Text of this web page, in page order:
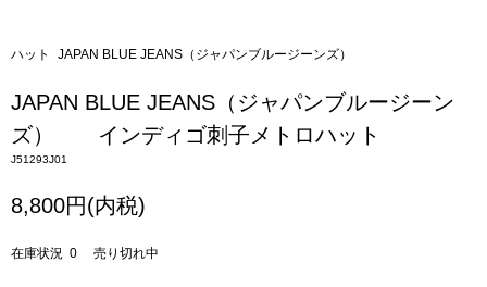
ハット JAPAN BLUE JEANS（ジャパンブルージーンズ）
JAPAN BLUE JEANS（ジャパンブルージーン
ズ） インディゴ刺子メトロハット
J51293J01
8,800円(内税)
在庫状況 0 売り切れ中